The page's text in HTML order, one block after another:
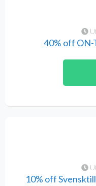
40% off ON-
10% off